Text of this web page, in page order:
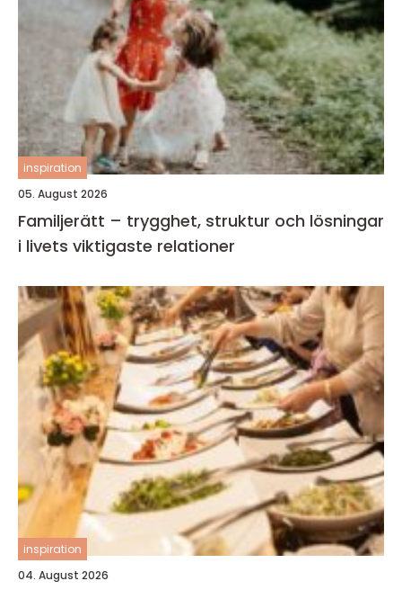
inspiration
05. August 2026
Familjerätt – trygghet, struktur och lösningar
i livets viktigaste relationer
inspiration
04. August 2026